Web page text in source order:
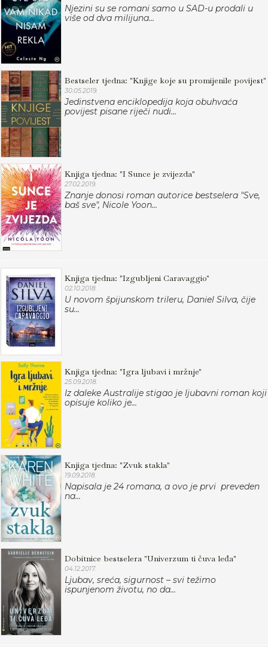
Njezini su se romani samo u SAD-u prodali u
više od dva milijuna...
Bestseler tjedna: "Knjige koje su promijenile povijest"
30.05.2019.
Jedinstvena enciklopedija koja obuhvaća
povijest pisane riječi nudi...
Knjiga tjedna: "I Sunce je zvijezda"
27.02.2019.
Znanje donosi roman autorice bestselera "Sve,
baš sve", Nicole Yoon...
Knjiga tjedna: "Izgubljeni Caravaggio"
02.10.2018.
U novom špijunskom trileru, Daniel Silva, čije
su...
Knjiga tjedna: "Igra ljubavi i mržnje"
25.09.2018.
Iz daleke Australije stigao je ljubavni roman koji
opisuje koliko je...
Knjiga tjedna: "Zvuk stakla"
19.09.2018.
Napisala je 24 romana, a ovo je prvi preveden
na...
Dobitnice bestselera "Univerzum ti čuva leđa"
04.12.2017.
Ljubav, sreća, sigurnost – svi težimo
ispunjenom životu, no da...